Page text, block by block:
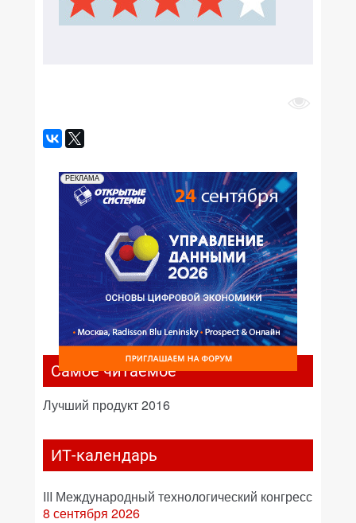
РЕКЛАМА
Самое читаемое
Лучший продукт 2016
ИТ-календарь
III Международный технологический конгресс
8 сентября 2026